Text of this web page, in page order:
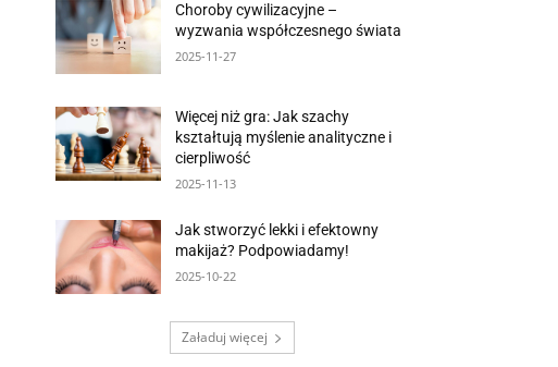
Choroby cywilizacyjne –
wyzwania współczesnego świata
2025-11-27
Więcej niż gra: Jak szachy
kształtują myślenie analityczne i
cierpliwość
2025-11-13
Jak stworzyć lekki i efektowny
makijaż? Podpowiadamy!
2025-10-22
Załaduj więcej